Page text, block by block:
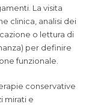
La visita
clinica, analisi dei
o lettura di
per definire
funzionale.
conservative
mirati e